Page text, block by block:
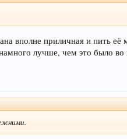
вполне приличная и пить
лучше, чем это было